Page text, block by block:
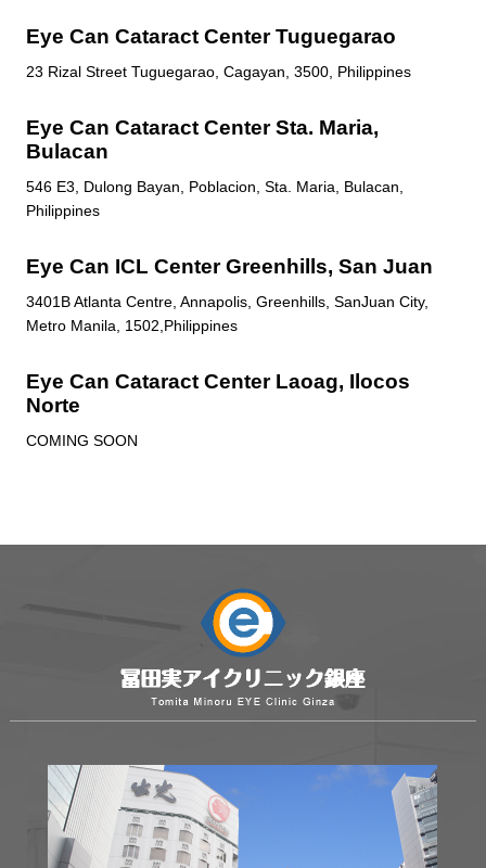
Eye Can Cataract Center Tuguegarao
23 Rizal Street Tuguegarao, Cagayan, 3500, Philippines
Eye Can Cataract Center Sta. Maria,
Bulacan
546 E3, Dulong Bayan, Poblacion, Sta. Maria, Bulacan,
Philippines
Eye Can ICL Center Greenhills, San Juan
3401B Atlanta Centre, Annapolis, Greenhills, SanJuan City,
Metro Manila, 1502,Philippines
Eye Can Cataract Center Laoag, Ilocos
Norte
COMING SOON